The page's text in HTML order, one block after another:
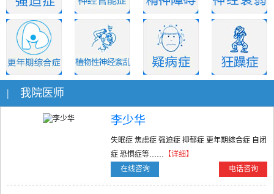
| 我院医师
李少华
失眠症 焦虑症 强迫症 抑郁症 更年期综合症 自闭
症 恐惧症等……
【详细】
在线咨询
电话咨询